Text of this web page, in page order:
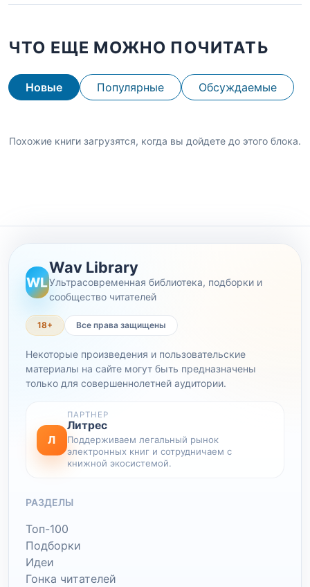
ЧТО ЕЩЕ МОЖНО ПОЧИТАТЬ
Новые Популярные Обсуждаемые
Похожие книги загрузятся, когда вы дойдете до этого блока.
WL
Wav Library
Ультрасовременная библиотека, подборки и
сообщество читателей
18+ Все права защищены
Некоторые произведения и пользовательские
материалы на сайте могут быть предназначены
только для совершеннолетней аудитории.
Л
ПАРТНЕР
Литрес
Поддерживаем легальный рынок
электронных книг и сотрудничаем с
книжной экосистемой.
РАЗДЕЛЫ
Топ-100
Подборки
Идеи
Гонка читателей